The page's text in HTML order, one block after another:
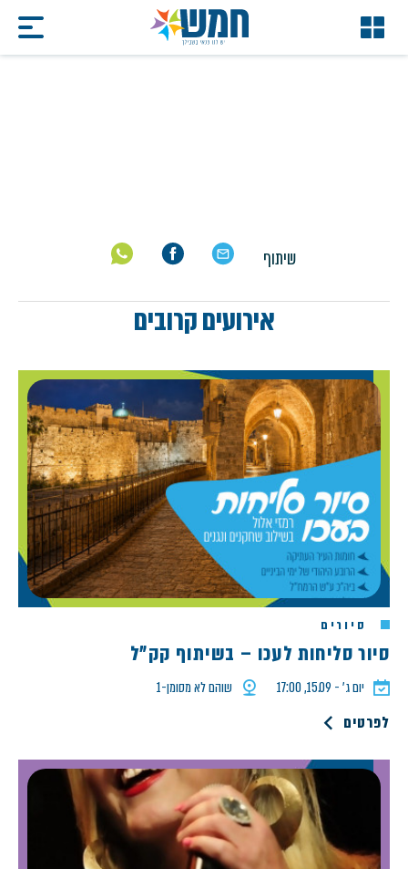
שיתוף
אירועים קרובים
סיורים
סיור סליחות לעכו – בשיתוף קק"ל
יום ג׳ - 15.09, 17:00 שוהם לא מסומן-1
לפרטים